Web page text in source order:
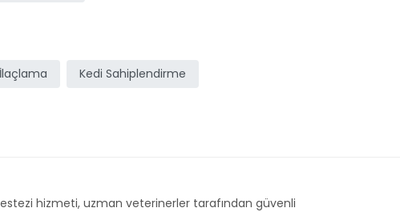
Kedi Sahiplendirme
hizmeti, uzman veterinerler tarafından güvenli